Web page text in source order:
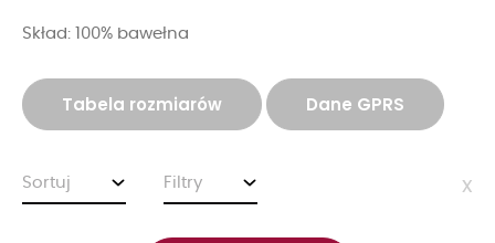
Skład: 100% bawełna
Tabela rozmiarów Dane GPRS
Sortuj Filtry x